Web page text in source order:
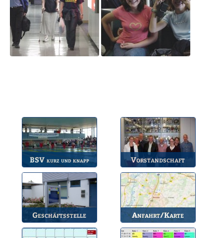
BSV kurz und knapp
Die wichtigsten Infos
zum BSV.
Vorstandschaft
Unsere amtierende
Vorstandschaft.
Geschäftsstelle
Anlaufstelle für alle
Anfahrt/Karte
So können Sie uns
erreichen.